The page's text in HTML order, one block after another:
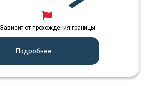
Зависит от прохождения границы
Подробнее...